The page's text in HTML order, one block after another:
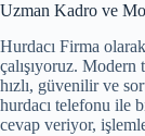
Uzman Kadro ve
Hurdacı Firma
çalışıyoruz. Modern
hızlı, güvenilir ve
hurdacı telefonu ile
cevap veriyor,